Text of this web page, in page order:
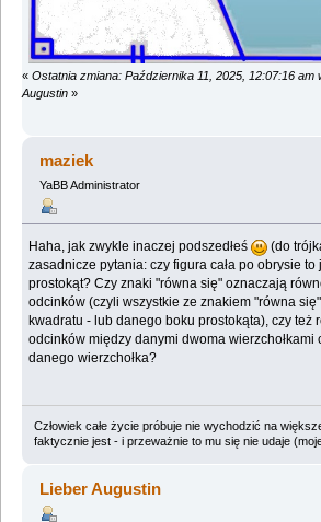
« Ostatnia zmiana: Października 11, 2025, 12:07:16 am
Augustin »
maziek
YaBB Administrator
Haha, jak zwykle inaczej podszedłeś
(do
zasadnicze pytania: czy figura cała po obrysie to
prostokąt? Czy znaki "równa się" oznaczają
odcinków (czyli wszystkie ze znakiem "równa
kwadratu - lub danego boku prostokąta), czy też
odcinków między danymi dwoma wierzchołkami
danego wierzchołka?
Człowiek całe życie próbuje nie wychodzić na
faktycznie jest - i przeważnie to mu się nie udaje
Lieber Augustin